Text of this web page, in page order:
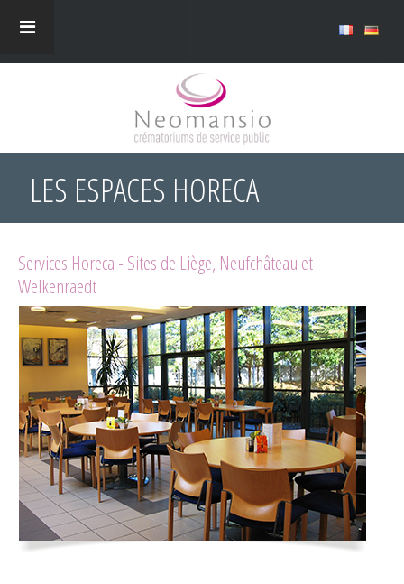
LES ESPACES HORECA
Services Horeca - Sites de Liège, Neufchâteau et
Welkenraedt